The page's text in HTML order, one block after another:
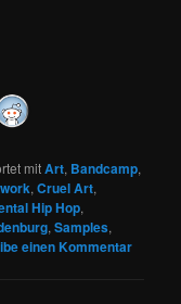
mitArt, Bandcamp,
,Cruel Art,
Hip Hop,
,Samples,
einen Kommentar